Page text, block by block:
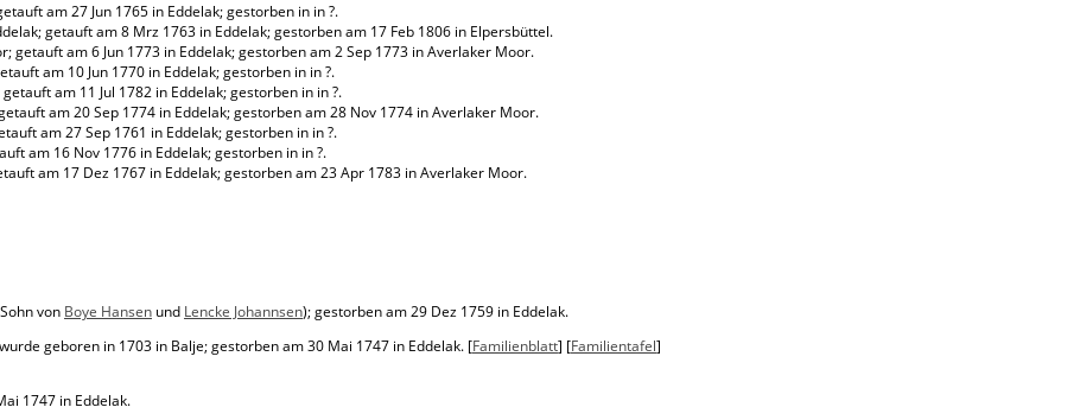
am 27 Jun 1765 in Eddelak; gestorben in in ?.
getauft am 8 Mrz 1763 in Eddelak; gestorben am 17 Feb 1806 in Elpersbüttel.
getauft am 6 Jun 1773 in Eddelak; gestorben am 2 Sep 1773 in Averlaker Moor.
am 10 Jun 1770 in Eddelak; gestorben in in ?.
am 11 Jul 1782 in Eddelak; gestorben in in ?.
am 20 Sep 1774 in Eddelak; gestorben am 28 Nov 1774 in Averlaker Moor.
am 27 Sep 1761 in Eddelak; gestorben in in ?.
am 16 Nov 1776 in Eddelak; gestorben in in ?.
am 17 Dez 1767 in Eddelak; gestorben am 23 Apr 1783 in Averlaker Moor.
von Boye Hansen und Lencke Johannsen); gestorben am 29 Dez 1759 in Eddelak.
geboren in 1703 in Balje; gestorben am 30 Mai 1747 in Eddelak. [Familienblatt] [Familientafel]
1747 in Eddelak.